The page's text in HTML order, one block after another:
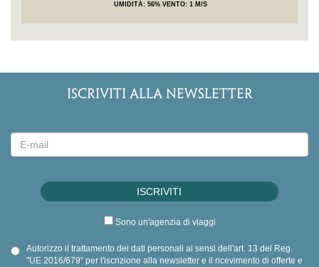
UMIDITÀ: 56% VENTO: 1 M/S
ISCRIVITI ALLA NEWSLETTER
Sono un'agenzia di viaggi
Autorizzo il trattamento dei dati personali ai sensi dell'art. 13 del Reg.
"UE 2016/679" per l'iscrizione alla newsletter e il ricevimento di offerte e